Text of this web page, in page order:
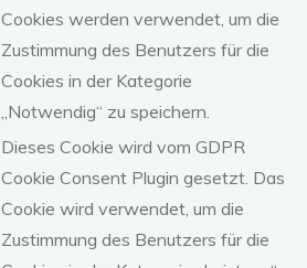
Cookies werden verwendet, um die
Zustimmung des Benutzers für die
Cookies in der Kategorie
„Notwendig“ zu speichern.
Dieses Cookie wird vom GDPR
Cookie Consent Plugin gesetzt. Das
Cookie wird verwendet, um die
Zustimmung des Benutzers für die